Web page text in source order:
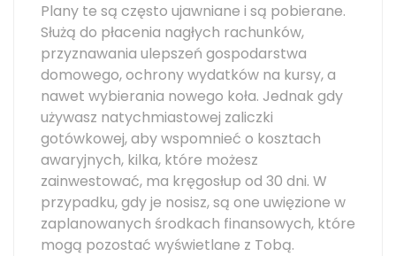
Plany te są często ujawniane i są pobierane.
Służą do płacenia nagłych rachunków,
przyznawania ulepszeń gospodarstwa
domowego, ochrony wydatków na kursy, a
nawet wybierania nowego koła. Jednak gdy
używasz natychmiastowej zaliczki
gotówkowej, aby wspomnieć o kosztach
awaryjnych, kilka, które możesz
zainwestować, ma kręgosłup od 30 dni. W
przypadku, gdy je nosisz, są one uwięzione w
zaplanowanych środkach finansowych, które
mogą pozostać wyświetlane z Tobą.